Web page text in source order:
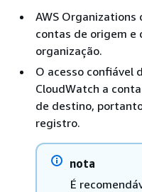
AWS Organizations
contas de origem e
organização.
O acesso confiável
CloudWatch a
de destino,
registro.
nota
É